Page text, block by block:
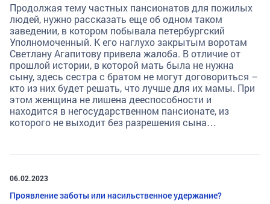
Продолжая тему частных пансионатов для пожилых
людей, нужно рассказать еще об одном таком
заведении, в котором побывала петербургский
Уполномоченный. К его наглухо закрытым воротам
Светлану Агапитову привела жалоба. В отличие от
прошлой истории, в которой мать была не нужна
сыну, здесь сестра с братом не могут договориться –
кто из них будет решать, что лучше для их мамы. При
этом женщина не лишена дееспособности и
находится в негосударственном пансионате, из
которого не выходит без разрешения сына…
06.02.2023
Проявление заботы или насильственное удержание?